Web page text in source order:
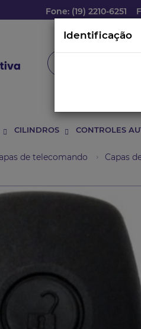
Fone: (19) 2210-6251
CILINDROS CONTROLES
de telecomando Capas
Identificação